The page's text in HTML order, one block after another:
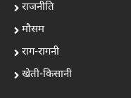
राजनीति
मौसम
राग-रागनी
खेती-किसानी